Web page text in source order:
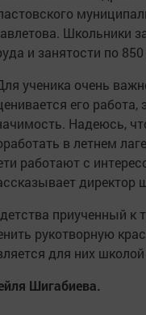
Школьники
и занятости по
ученика очень
его
Надеюсь,
в летнем
работают с
директор
приученный к
рукотворную
для них
Шигабиева.